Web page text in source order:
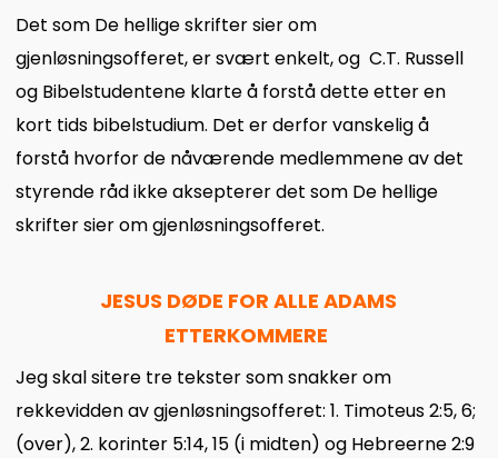
Det som De hellige skrifter sier om
gjenløsningsofferet, er svært enkelt, og C.T. Russell
og Bibelstudentene klarte å forstå dette etter en
kort tids bibelstudium. Det er derfor vanskelig å
forstå hvorfor de nåværende medlemmene av det
styrende råd ikke aksepterer det som De hellige
skrifter sier om gjenløsningsofferet.
JESUS DØDE FOR ALLE ADAMS
ETTERKOMMERE
Jeg skal sitere tre tekster som snakker om
rekkevidden av gjenløsningsofferet: 1. Timoteus 2:5, 6;
(over), 2. korinter 5:14, 15 (i midten) og Hebreerne 2:9